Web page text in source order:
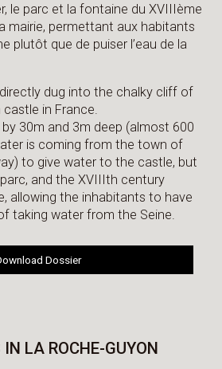
le parc et la fontaine du XVIIIème
mairie, permettant aux habitants
plutôt que de puiser l’eau de la
dug into the chalky cliff of
in France.
30m and 3m deep (almost 600
is coming from the town of
to give water to the castle, but
and the XVIIIth century
allowing the inhabitants to have
taking water from the Seine.
Dossier
LA ROCHE-GUYON